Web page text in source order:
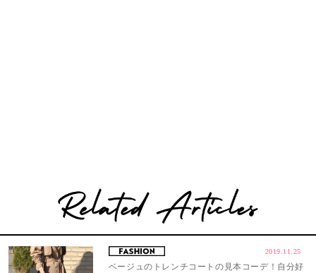
2019.11.25
ベージュのトレンチコートの見本コーデ！自分好